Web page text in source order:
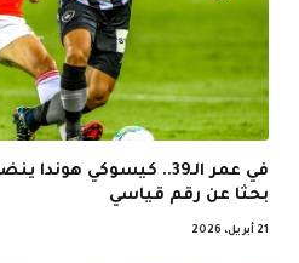
في عمر الـ39.. كيسوكي
بحثا عن رقم قياسي
21 أبريل، 2026